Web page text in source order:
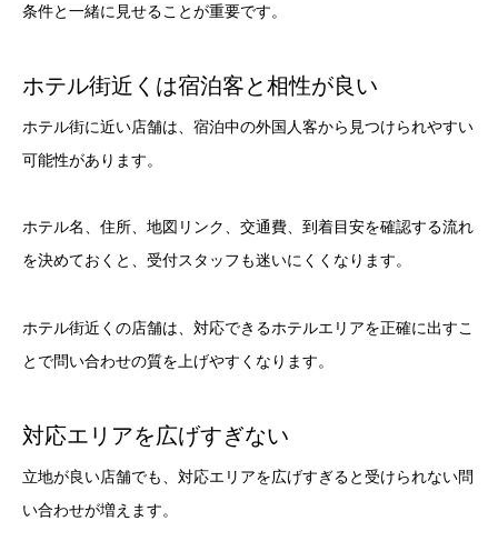
条件と一緒に見せることが重要です。
ホテル街近くは宿泊客と相性が良い
ホテル街に近い店舗は、宿泊中の外国人客から見つけられやすい
可能性があります。
ホテル名、住所、地図リンク、交通費、到着目安を確認する流れ
を決めておくと、受付スタッフも迷いにくくなります。
ホテル街近くの店舗は、対応できるホテルエリアを正確に出すこ
とで問い合わせの質を上げやすくなります。
対応エリアを広げすぎない
立地が良い店舗でも、対応エリアを広げすぎると受けられない問
い合わせが増えます。